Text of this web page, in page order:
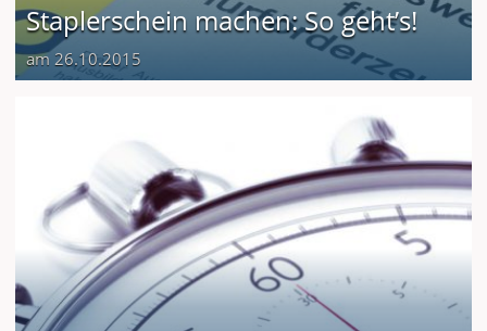
Staplerschein machen: So geht’s!
am 26.10.2015